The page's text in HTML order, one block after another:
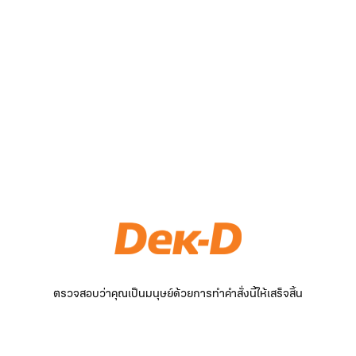
ตรวจสอบว่าคุณเป็นมนุษย์ด้วยการทำคำสั่งนี้ให้เสร็จสิ้น